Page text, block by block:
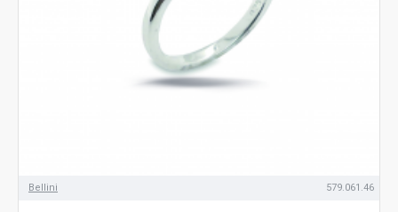
Bellini 579.061.46